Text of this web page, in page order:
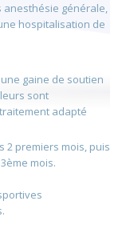
anesthésie générale,
hospitalisation de
gaine de soutien
sont
adapté
2 premiers mois, puis
mois.